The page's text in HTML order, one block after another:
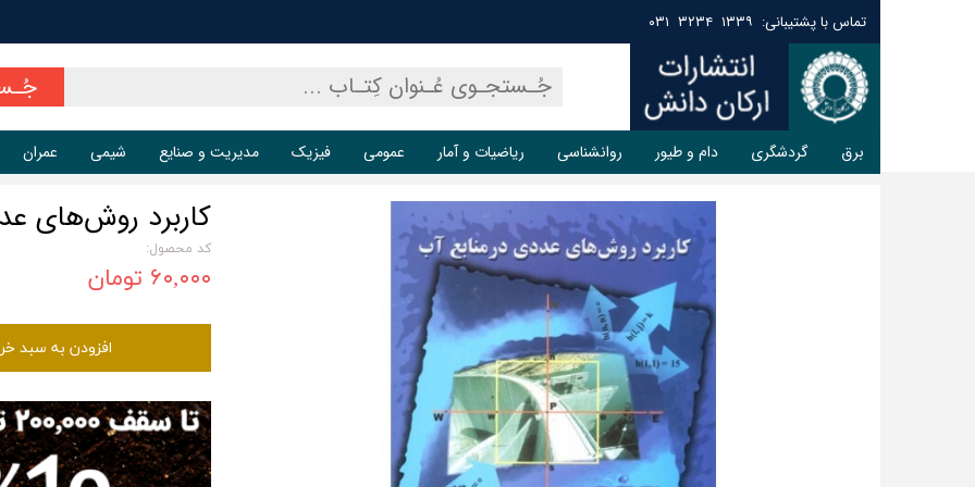
برق گردشگری دام و طیور روانشناسی ریاضیات و آمار عمومی فیزیک مدیریت و صنایع شیمی عمران
تماس با پشتیبانی: ۱۳۳۹ ۳۲۳۴ ۰۳۱
کاربرد روش‌های
کد محصول:
۶۰,۰۰۰ تومان
افزودن به سبد